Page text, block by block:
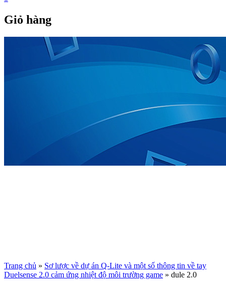
Giỏ hàng
Trang chủ » Sơ lược về dự án Q-Lite và một số thông tin về tay
Duelsense 2.0 cảm ứng nhiệt độ môi trường game » dule 2.0